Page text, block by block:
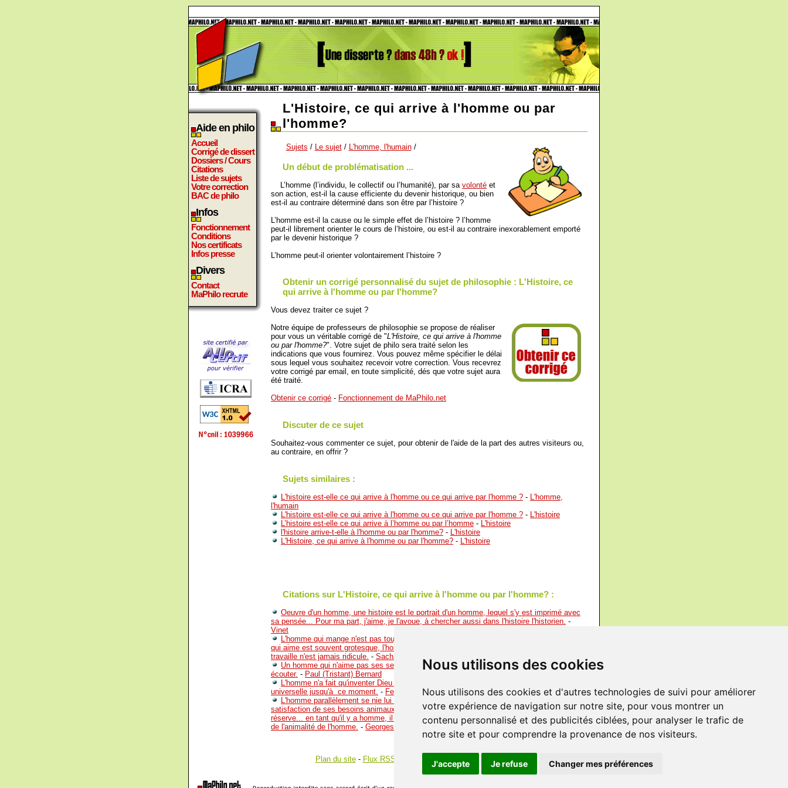
Nous utilisons des cookies
Nous utilisons des cookies et d'autres technologies de suivi pour améliorer
votre expérience de navigation sur notre site, pour vous montrer un
contenu personnalisé et des publicités ciblées, pour analyser le trafic de
notre site et pour comprendre la provenance de nos visiteurs.
J'accepte Je refuse Changer mes préférences
Aide en philo
Accueil
Corrigé de dissert
Dossiers / Cours
Citations
Liste de sujets
Votre correction
BAC de philo
Infos
Fonctionnement
Conditions
Nos certificats
Infos presse
Divers
Contact
MaPhilo recrute
L'Histoire, ce qui arrive à l'homme ou par
l'homme?
Sujets / Le sujet/ L'homme, l'humain/
Un début de problématisation ...
L’homme (l’individu, le collectif ou l’humanité), par sa volonté et
son action, est-il la cause efficiente du devenir historique, ou bien
est-il au contraire déterminé dans son être par l’histoire ?
L’homme est-il la cause ou le simple effet de l’histoire ? l’homme
peut-il librement orienter le cours de l’histoire, ou est-il au contraire inexorablement emporté
par le devenir historique ?
L’homme peut-il orienter volontairement l’histoire ?
Obtenir un corrigé personnalisé du sujet de philosophie : L'Histoire, ce
qui arrive à l'homme ou par l'homme?
Vous devez traiter ce sujet ?
Notre équipe de professeurs de philosophie se propose de réaliser
pour vous un véritable corrigé de "L'Histoire, ce qui arrive à l'homme
ou par l'homme?". Votre sujet de philo sera traité selon les
indications que vous fournirez. Vous pouvez même spécifier le délai
sous lequel vous souhaitez recevoir votre correction. Vous recevrez
votre corrigé par email, en toute simplicité, dés que votre sujet aura
été traité.
Obtenir ce corrigé - Fonctionnement de MaPhilo.net
Discuter de ce sujet
Souhaitez-vous commenter ce sujet, pour obtenir de l'aide de la part des autres visiteurs ou,
au contraire, en offrir ?
Sujets similaires :
L'histoire est-elle ce qui arrive à l'homme ou ce qui arrive par l'homme ? - L'homme,
l'humain
L'histoire est-elle ce qui arrive à l'homme ou ce qui arrive par l'homme ? - L'histoire
L’histoire est-elle ce qui arrive à l’homme ou par l’homme - L'histoire
l'histoire arrive-t-elle à l'homme ou par l'homme? - L'histoire
L'Histoire, ce qui arrive à l'homme ou par l'homme? - L'histoire
Citations sur L'Histoire, ce qui arrive à l'homme ou par l'homme? :
Oeuvre d'un homme, une histoire est le portrait d'un homme, lequel s'y est imprimé avec
sa pensée... Pour ma part, j'aime, je l'avoue, à chercher aussi dans l'histoire l'historien. -
Vinet
L'homme qui mange n'est pas toujours beau, l'homme qui pleure est parfois laid, l'homme
qui aime est souvent grotesque, l'homme qui meurt est d'ordinaire affreux, mais l'homme qui
travaille n'est jamais ridicule. - Sacha Guitry
Un homme qui n'aime pas ses semblables arrive à se faire entendre, jamais à se faire
écouter. - Paul (Tristant) Bernard
L'homme n'a fait qu'inventer Dieu pour vivre sans se tuer : voilà le résumé de l'histoire
universelle jusqu'à ce moment. - Fedor Mikhaîlovitch Dostoîevski
L'homme parallèlement se nie lui même, il s'éduque, il refuse par exemple de donner à la
satisfaction de ses besoins animaux ce cours libre, auquel l'animal n'apportait pas de
réserve... en tant qu'il y a homme, il y a d'une part travail et de l'autre négation par interdits
de l'animalité de l'homme. - Georges Bataille
Plan du site- Flux RSS Gestion des cookies